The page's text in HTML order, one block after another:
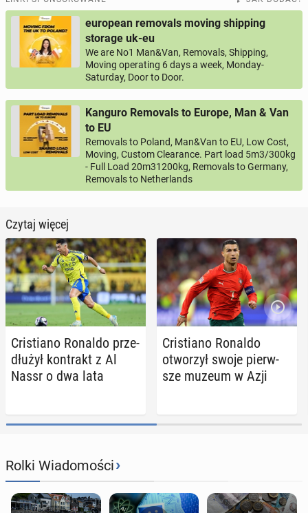
european removals moving shipping
storage uk-eu
We are No1 Man&Van, Removals, Shipping,
Moving operating 6 days a week, Monday-
Saturday, Door to Door.
Kanguro Removals to Europe, Man & Van
to EU
Removals to Poland, Man&Van to EU, Low Cost,
Moving, Custom Clearance. Part load 5m3/300kg
- Full Load 20m31200kg, Removals to Germany,
Removals to Netherlands
Czytaj więcej
Cri­stia­no Ronaldo prze­
dłu­żył kon­trakt z Al
Nassr o dwa lata
Cri­stia­no Ronaldo
otwo­rzył swoje pierw­
sze muzeum w Azji
Rolki Wiadomości›